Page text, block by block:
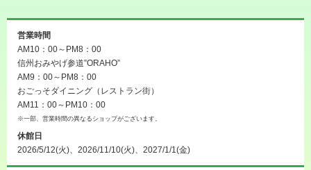
営業時間
AM10：00～PM8：00
信州おみやげ参道”ORAHO”
AM9：00～PM8：00
おごっそダイニング（レストラン街）
AM11：00～PM10：00
※一部、営業時間の異なるショップがございます。
休館日
2026/5/12(火)、2026/11/10(火)、2027/1/1(金)